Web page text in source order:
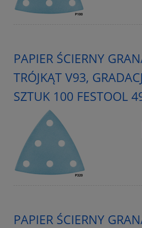
PAPIER ŚCIERNY
TRÓJKĄT V93,
SZTUK 100 FESTOOL
PAPIER ŚCIERNY